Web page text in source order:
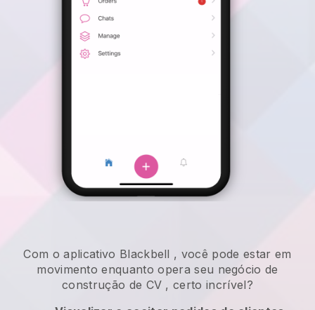
Com o aplicativo Blackbell , você pode estar em
movimento enquanto opera seu negócio de
construção de CV , certo incrível?